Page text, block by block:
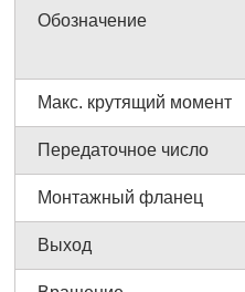
Обозначение
Макс. крутящий момент
Передаточное число
Монтажный фланец
Выход